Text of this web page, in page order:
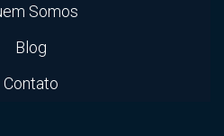
Somos
Blog
Contato